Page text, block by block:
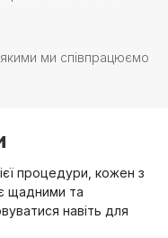
ми співпрацюємо
процедури, кожен з
щадними та
навіть для